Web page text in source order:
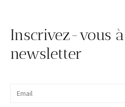
Inscrivez-vous
newsletter